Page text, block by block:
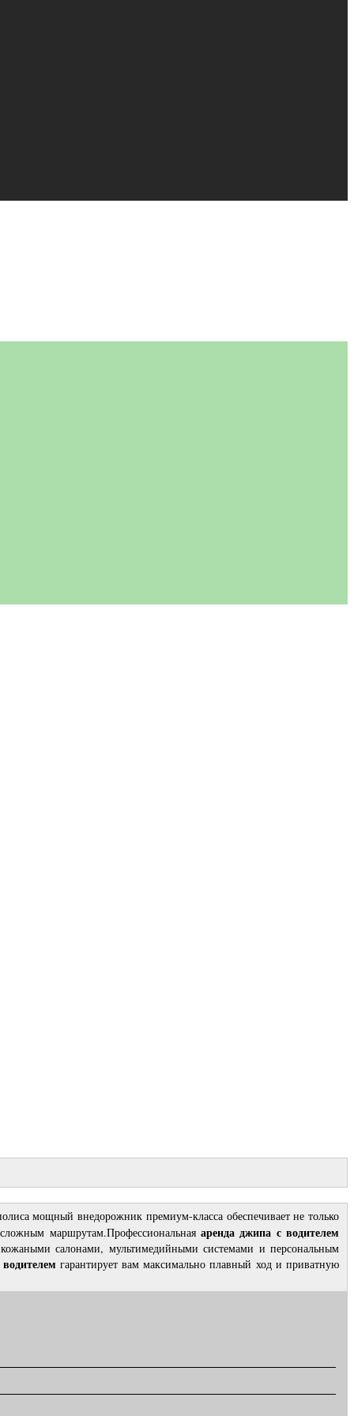
мощный внедорожник премиум-класса обеспечивает не только
маршрутам.Профессиональная аренда джипа с водителем
салонами, мультимедийными системами и персональным
гарантирует вам максимально плавный ход и приватную